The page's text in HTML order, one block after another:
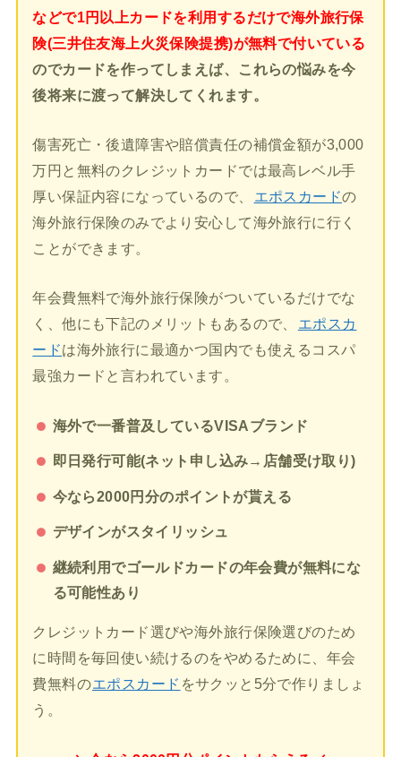
などで1円以上カードを利用するだけで海外旅行保
険(三井住友海上火災保険提携)が無料で付いている
のでカードを作ってしまえば、これらの悩みを今
後将来に渡って解決してくれます。
傷害死亡・後遺障害や賠償責任の補償金額が3,000
万円と無料のクレジットカードでは最高レベル手
厚い保証内容になっているので、
エポスカードの
海外旅行保険のみでより安心して海外旅行に行く
ことができます。
年会費無料で海外旅行保険がついているだけでな
く、他にも下記のメリットもあるので、
エポスカ
ードは海外旅行に最適かつ国内でも使えるコスパ
最強カードと言われています。
海外で一番普及しているVISAブランド
即日発行可能(ネット申し込み→店舗受け取り)
今なら2000円分のポイントが貰える
デザインがスタイリッシュ
継続利用でゴールドカードの年会費が無料にな
る可能性あり
クレジットカード選びや海外旅行保険選びのため
に時間を毎回使い続けるのをやめるために、年会
費無料のエポスカード をサクッと5分で作りましょ
う。